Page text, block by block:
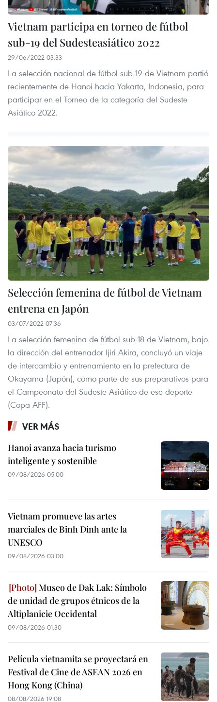
Vietnam participa en torneo de fútbol
sub-19 del Sudesteasiático 2022
29/06/2022 03:33
La selección nacional de fútbol sub-19 de Vietnam partió
recientemente de Hanoi hacia Yakarta, Indonesia, para
participar en el Torneo de la categoría del Sudeste
Asiático 2022.
Selección femenina de fútbol de Vietnam
entrena en Japón
03/07/2022 07:36
La selección femenina de fútbol sub-18 de Vietnam, bajo
la dirección del entrenador Ijiri Akira, concluyó un viaje
de intercambio y entrenamiento en la prefectura de
Okayama (Japón), como parte de sus preparativos para
el Campeonato del Sudeste Asiático de ese deporte
(Copa AFF).
VER MÁS
Hanoi avanza hacia turismo
inteligente y sostenible
09/08/2026 05:00
Vietnam promueve las artes
marciales de Binh Dinh ante la
UNESCO
09/08/2026 03:00
Museo de Dak Lak: Símbolo
de unidad de grupos étnicos de la
Altiplanicie Occidental
09/08/2026 01:30
Película vietnamita se proyectará en
Festival de Cine de ASEAN 2026 en
Hong Kong (China)
08/08/2026 19:08